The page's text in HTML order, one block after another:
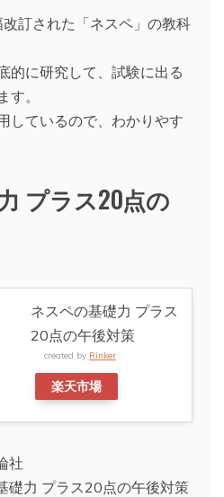
訂された「ネスペ」の教科
的に研究して、試験に出る
す。
しているので、わかりやす
プラス20点の
ネスペの基礎力 プラス
20点の午後対策
created by Rinker
楽天市場
社
礎力 プラス20点の午後対策